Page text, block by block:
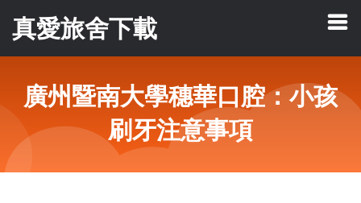
真愛旅舍下載
廣州暨南大學穗華口腔：小孩
刷牙注意事項